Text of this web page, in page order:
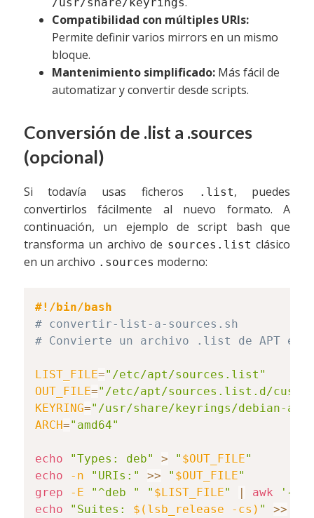
Compatibilidad con múltiples URIs:
Permite definir varios mirrors en un mismo
bloque.
Mantenimiento simplificado:Más fácil de
automatizar y convertir desde scripts.
Conversión de .list a .sources
(opcional)
Si todavía usas ficheros .list, puedes
convertirlos fácilmente al nuevo formato. A
continuación, un ejemplo de script bash que
transforma un archivo de sources.list clásico
en un archivo .sources moderno:
#!/bin/bash
# convertir-list-a-sources.sh
# Convierte un archivo .list de APT en
LIST_FILE="/etc/apt/sources.list"
OUT_FILE="/etc/apt/sources.list.d/
KEYRING="/usr/share/keyrings/debian-
ARCH="amd64"
echo "Types: deb" > " $OUT_FILE"
echo
-n "URIs:" >> " $OUT_FILE"
grep
-E "^deb " " $LIST_FILE" awk
echo
"Suites: $( lsb_release -cs ) " >>